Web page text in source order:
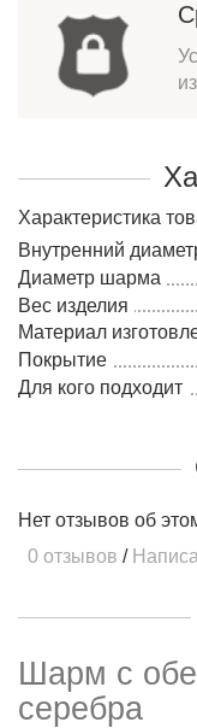
Характеристика
Внутренний
Диаметр шарма
Вес изделия
Материал
Покрытие
Для кого подходит
Нет отзывов об
0 отзывов /
Шарм с
серебра